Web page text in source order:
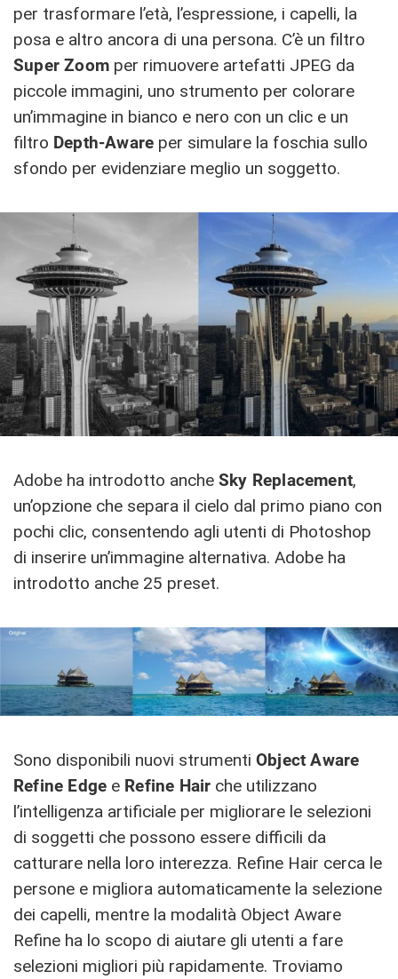
per trasformare l’età, l’espressione, i capelli, la
posa e altro ancora di una persona. C’è un filtro
Super Zoom per rimuovere artefatti JPEG da
piccole immagini, uno strumento per colorare
un’immagine in bianco e nero con un clic e un
filtro Depth-Aware per simulare la foschia sullo
sfondo per evidenziare meglio un soggetto.
Adobe ha introdotto anche Sky Replacement,
un’opzione che separa il cielo dal primo piano con
pochi clic, consentendo agli utenti di Photoshop
di inserire un’immagine alternativa. Adobe ha
introdotto anche 25 preset.
Sono disponibili nuovi strumenti Object Aware
Refine Edge e Refine Hair che utilizzano
l’intelligenza artificiale per migliorare le selezioni
di soggetti che possono essere difficili da
catturare nella loro interezza. Refine Hair cerca le
persone e migliora automaticamente la selezione
dei capelli, mentre la modalità Object Aware
Refine ha lo scopo di aiutare gli utenti a fare
selezioni migliori più rapidamente. Troviamo